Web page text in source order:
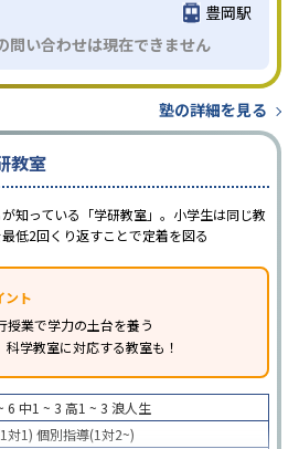
豊岡駅
問い合わせは現在できません
塾の詳細を見る
教室
知っている「学研教室」。小学生は同じ教
低2回くり返すことで定着を図る
ント
授業で学力の土台を養う
学教室に対応する教室も！
6 中1 ~ 3 高1 ~ 3 浪人生
対1) 個別指導(1対2~)